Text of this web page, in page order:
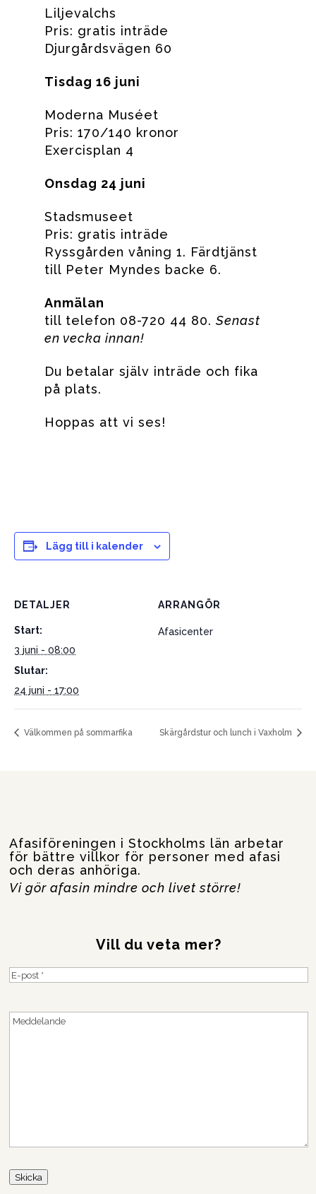
Liljevalchs
Pris: gratis inträde
Djurgårdsvägen 60
Tisdag 16 juni
Moderna Muséet
Pris: 170/140 kronor
Exercisplan 4
Onsdag 24 juni
Stadsmuseet
Pris: gratis inträde
Ryssgården våning 1. Färdtjänst
till Peter Myndes backe 6.
Anmälan
till telefon 08-720 44 80. Senast
en vecka innan!
Du betalar själv inträde och fika
på plats.
Hoppas att vi ses!
Lägg till i kalender
DETALJER
Start:
3 juni - 08:00
Slutar:
24 juni - 17:00
ARRANGÖR
Afasicenter
Välkommen på sommarfika Skärgårdstur och lunch i Vaxholm
Afasiföreningen i Stockholms län arbetar
för bättre villkor för personer med afasi
och deras anhöriga.
Vi gör afasin mindre och livet större!
Vill du veta mer?
E-
Meddelande
Skicka